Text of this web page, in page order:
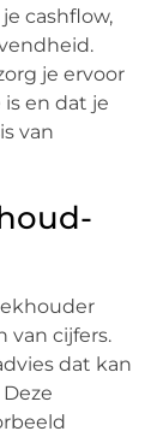
cashflow,
je ervoor
en dat je
van
van cijfers.
dat kan